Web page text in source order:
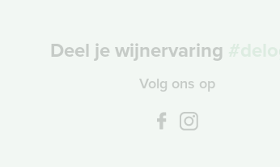
Deel je wijnervaring
Volg ons op